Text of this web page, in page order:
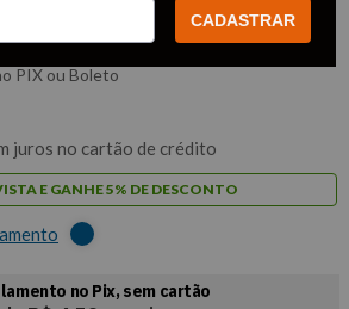
PIX ou Boleto
juros no cartão de crédito
E GANHE 5% DE DESCONTO
CADASTRAR